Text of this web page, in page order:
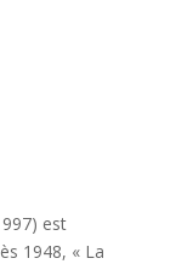
est
1948, « La